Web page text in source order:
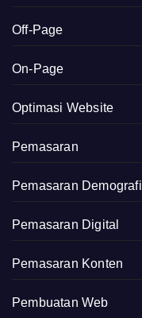
Off-Page
On-Page
Optimasi Website
Pemasaran
Pemasaran Demografi
Pemasaran Digital
Pemasaran Konten
Pembuatan Web